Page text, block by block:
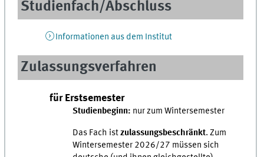
Studienfach/Abschluss
Informationen aus dem Institut
Zulassungsverfahren
für Erstsemester
Studienbeginn: nur zum Wintersemester
Das Fach istzulassungsbeschränkt. Zum
Wintersemester 2026/27 müssen sich